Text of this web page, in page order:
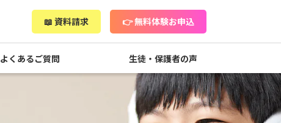
📖 資料請求 👉 無料体験お申込
よくあるご質問 生徒・保護者の声